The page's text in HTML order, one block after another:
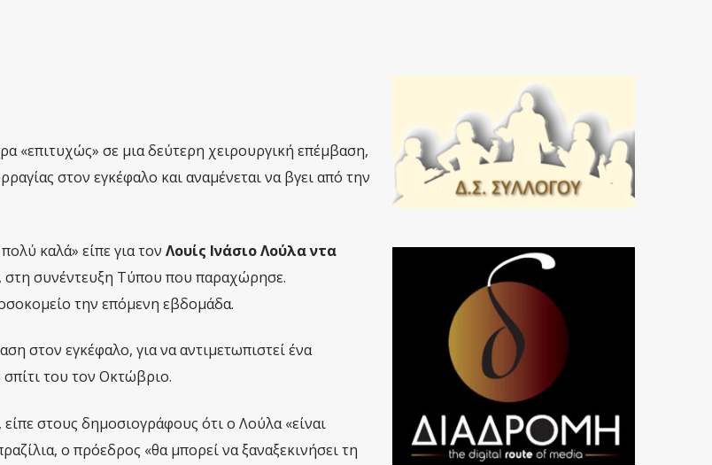
«επιτυχώς» σε μια δεύτερη χειρουργική επέμβαση,
στον εγκέφαλο και αναμένεται να βγει από την
καλά» είπε για τον Λουίς Ινάσιο Λούλα ντα
στη συνέντευξη Τύπου που παραχώρησε.
την επόμενη εβδομάδα.
στον εγκέφαλο, για να αντιμετωπιστεί ένα
του τον Οκτώβριο.
, είπε στους δημοσιογράφους ότι ο Λούλα «είναι
ο πρόεδρος «θα μπορεί να ξαναξεκινήσει τη